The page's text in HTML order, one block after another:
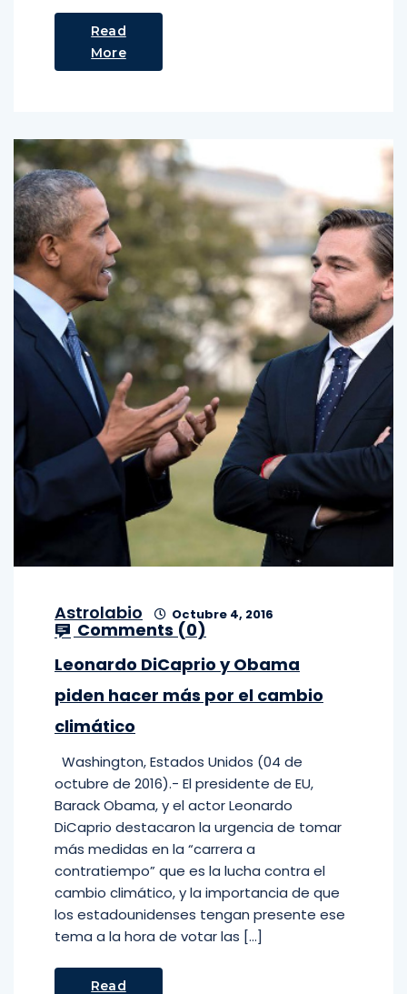
Read
More
Astrolabio Octubre 4, 2016
Comments (0)
Leonardo DiCaprio y Obama
piden hacer más por el cambio
climático
Washington, Estados Unidos (04 de
octubre de 2016).- El presidente de EU,
Barack Obama, y el actor Leonardo
DiCaprio destacaron la urgencia de tomar
más medidas en la “carrera a
contratiempo” que es la lucha contra el
cambio climático, y la importancia de que
los estadounidenses tengan presente ese
tema a la hora de votar las […]
Read